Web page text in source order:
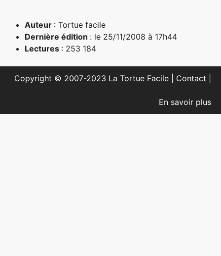
Auteur : Tortue facile
Dernière édition : le 25/11/2008 à 17h44
Lectures : 253 184
Copyright © 2007-2023 La Tortue Facile | Contact
En savoir plus